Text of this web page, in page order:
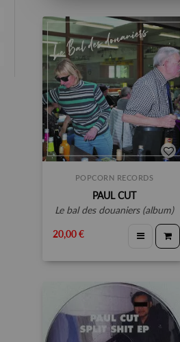
POPCORN RECORDS
PAUL CUT
le bal des douaniers (album)
20,00 €